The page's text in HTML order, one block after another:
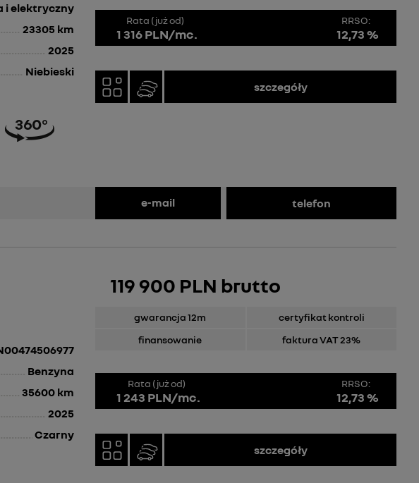
i elektryczny
23305 km
2025
Niebieski
szczegóły
Rata (już od)
1 316 PLN/mc.
RRSO:
12,73 %
e-mail telefon
Benzyna
35600 km
2025
Czarny
119 900 PLN brutto
gwarancja 12m
certyfikat kontroli
finansowanie
faktura VAT 23%
szczegóły
Rata (już od)
1 243 PLN/mc.
RRSO:
12,73 %